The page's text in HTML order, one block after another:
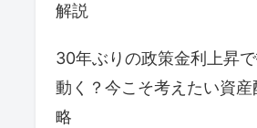
解説
30年ぶりの政策金利上昇
動く？今こそ考えたい資
略